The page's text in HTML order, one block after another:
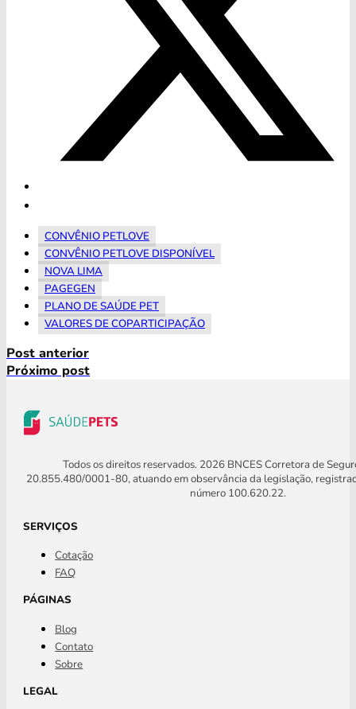
CONVÊNIO PETLOVE
CONVÊNIO PETLOVE DISPONÍVEL
NOVA LIMA
PAGEGEN
PLANO DE SAÚDE PET
VALORES DE COPARTICIPAÇÃO
Post anterior
Próximo post
Todos os direitos reservados. 2026 BNCES Corretora de
20.855.480/0001-80, atuando em observância da legislação,
número 100.620.22.
SERVIÇOS
Cotação
FAQ
PÁGINAS
Blog
Contato
Sobre
LEGAL